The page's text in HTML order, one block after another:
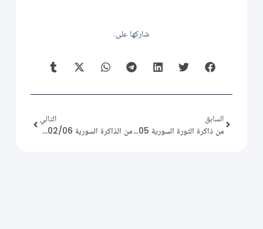
شاركها على:
السابق
من ذاكرة الثورة السورية 2015/02/05
التالي
من الذاكرة السورية 2023/02/06